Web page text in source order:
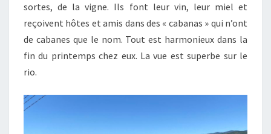
sortes, de la vigne. Ils font leur vin, leur miel et
reçoivent hôtes et amis dans des « cabanas » qui n’ont
de cabanes que le nom. Tout est harmonieux dans la
fin du printemps chez eux. La vue est superbe sur le
rio.